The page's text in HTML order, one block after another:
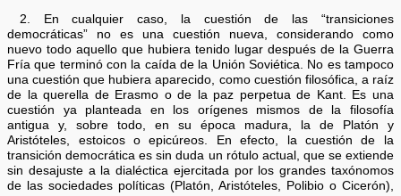
2. En cualquier caso, la cuestión de las “transiciones
democráticas” no es una cuestión nueva, considerando como
nuevo todo aquello que hubiera tenido lugar después de la Guerra
Fría que terminó con la caída de la Unión Soviética. No es tampoco
una cuestión que hubiera aparecido, como cuestión filosófica, a raíz
de la querella de Erasmo o de la paz perpetua de Kant. Es una
cuestión ya planteada en los orígenes mismos de la filosofía
antigua y, sobre todo, en su época madura, la de Platón y
Aristóteles, estoicos o epicúreos. En efecto, la cuestión de la
transición democrática es sin duda un rótulo actual, que se extiende
sin desajuste a la dialéctica ejercitada por los grandes taxónomos
de las sociedades políticas (Platón, Aristóteles, Polibio o Cicerón),